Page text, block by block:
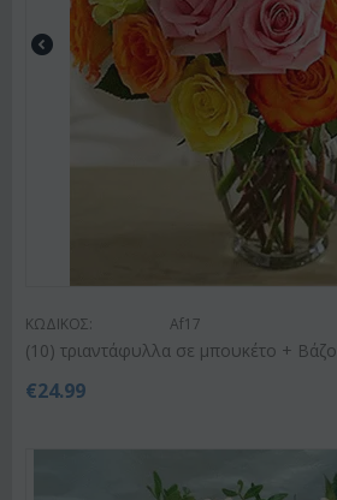
ΚΩΔΙΚΟΣ: Af17
(10) τριαντάφυλλα σε μπουκέτο + Βάζο
€24.99